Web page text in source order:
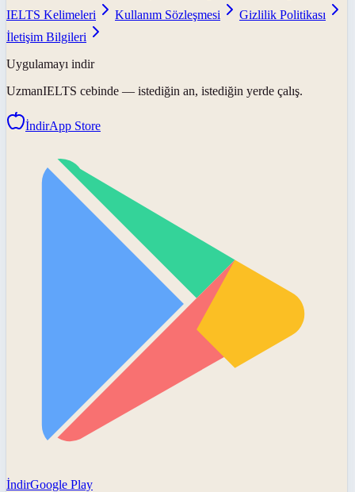
IELTS Kelimeleri
Kullanım Sözleşmesi
Gizlilik Politikası
İletişim Bilgileri
Uygulamayı indir
UzmanIELTS cebinde — istediğin an, istediğin yerde çalış.
İndirApp Store
İndirGoogle Play